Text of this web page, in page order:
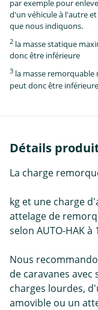
par exemple pour
d'un véhicule à l'autre
que nous indiquons.
2 la masse statique
donc être inférieure
3 la masse remorquable
peut donc être inférieure
Détails
La charge
kg et une charge
attelage de
selon AUTO-HAK à
Nous
de caravanes
charges lourdes,
amovible ou un